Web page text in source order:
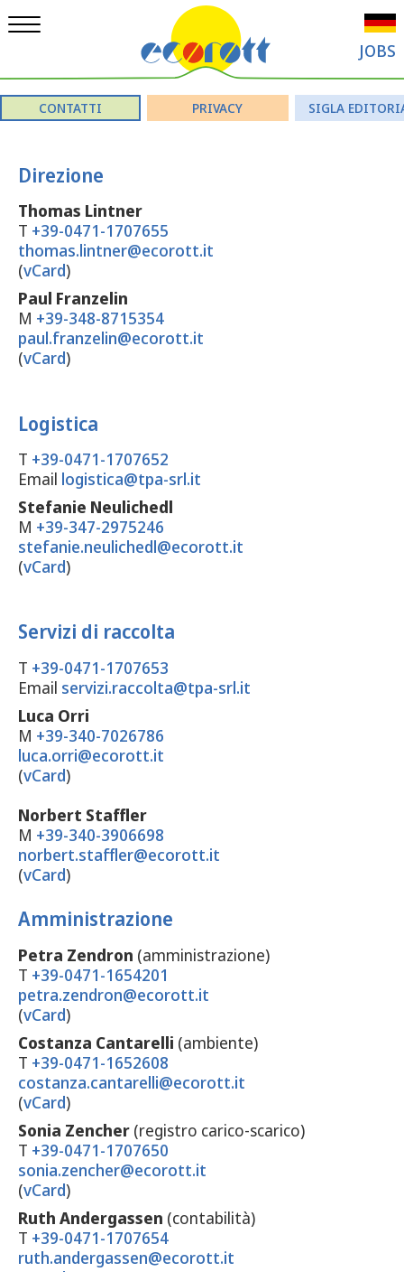
JOBS
CONTATTI PRIVACY SIGLA
Direzione
Thomas Lintner
T +39-0471-1707655
thomas.lintner@ecorott.it
(vCard)
Paul Franzelin
M +39-348-8715354
paul.franzelin@ecorott.it
(vCard)
Logistica
T +39-0471-1707652
Email logistica@tpa-srl.it
Stefanie Neulichedl
M +39-347-2975246
stefanie.neulichedl@ecorott.it
(vCard)
Servizi di raccolta
T +39-0471-1707653
Email servizi.raccolta@tpa-srl.it
Luca Orri
M +39-340-7026786
luca.orri@ecorott.it
(vCard)
Norbert Staffler
M +39-340-3906698
norbert.staffler@ecorott.it
(vCard)
Amministrazione
Petra Zendron (amministrazione)
T +39-0471-1654201
petra.zendron@ecorott.it
(vCard)
Costanza Cantarelli (ambiente)
T +39-0471-1652608
costanza.cantarelli@ecorott.it
(vCard)
Sonia Zencher (registro carico-scarico)
T +39-0471-1707650
sonia.zencher@ecorott.it
(vCard)
Ruth Andergassen (contabilità)
T +39-0471-1707654
ruth.andergassen@ecorott.it